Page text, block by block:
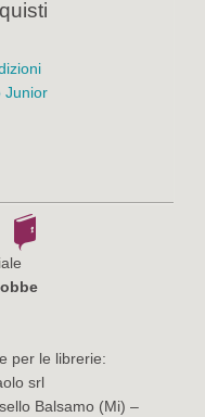
Junior
per le librerie:
srl
Balsamo (Mi) –